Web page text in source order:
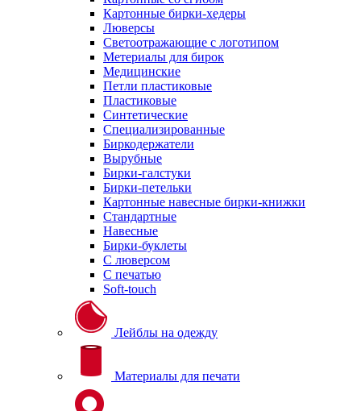
Картонные бирки-хедеры
Люверсы
Светоотражающие с логотипом
Метериалы для бирок
Медицинские
Петли пластиковые
Пластиковые
Синтетические
Специализированные
Биркодержатели
Вырубные
Бирки-галстуки
Бирки-петельки
Картонные навесные бирки-книжки
Стандартные
Навесные
Бирки-буклеты
С люверсом
С печатью
Soft-touch
Лейблы на одежду
Материалы для печати